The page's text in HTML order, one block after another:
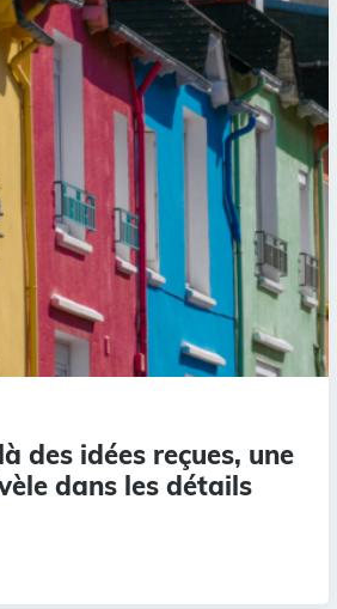
des idées reçues, une
dans les détails